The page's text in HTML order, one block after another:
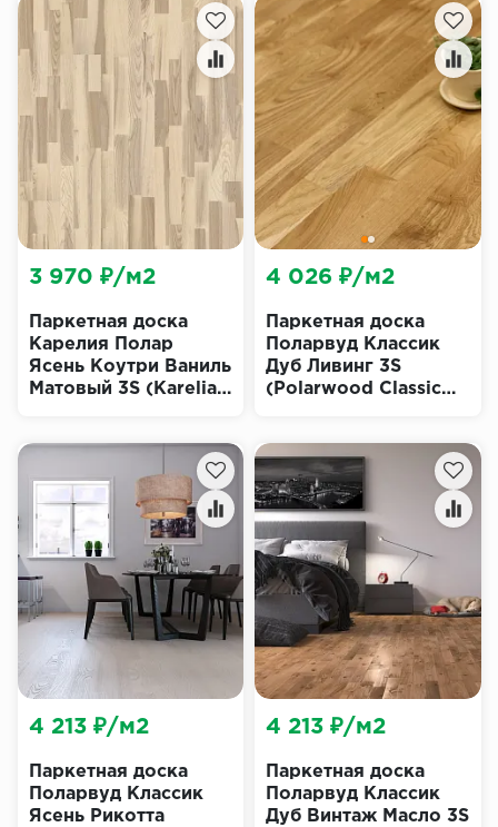
Паркетная доска
Карелия Полар
Ясень Коутри Ваниль
Матовый 3S (Karelia
3 970 ₽/м2
Паркетная доска
Поларвуд Классик
Дуб Ливинг 3S
(Polarwood Classic
4 026 ₽/м2
Паркетная доска
Поларвуд Классик
Ясень Рикотта
4 213 ₽/м2
Паркетная доска
Поларвуд Классик
Дуб Винтаж Масло 3S
4 213 ₽/м2